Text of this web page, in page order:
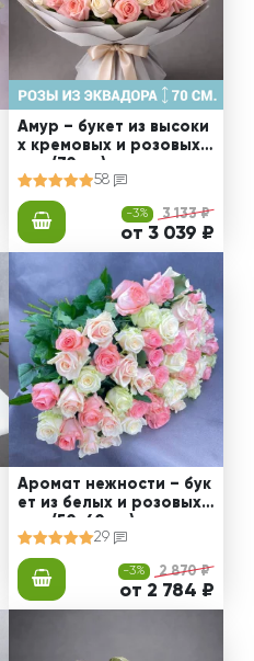
Амур – букет из высоки
х кремовых и розовых
роз (70 см)
58
-3% 3 133 ₽
от 3 039 ₽
Аромат нежности – бук
ет из белых и розовых
роз (50-60 см)
29
-3% 2 870 ₽
от 2 784 ₽